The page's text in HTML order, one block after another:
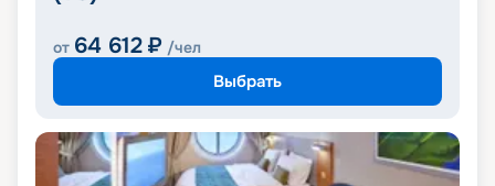
от 64 612 ₽ /чел
Выбрать